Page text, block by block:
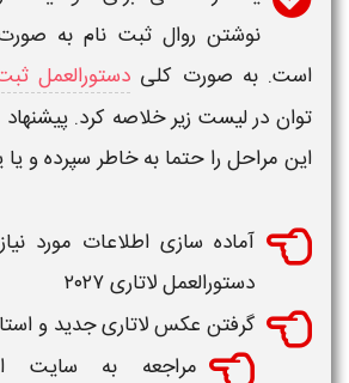
نوشتن روال ثبت نام به
است. به صورت کلی دستورالعمل
توان در لیست زیر خلاصه کرد.
این مراحل را حتما به خاطر سپرده و یا
آماده سازی اطلاعات مورد
دستورالعمللاتاری ۲۰۲۷
گرفتن عکس لاتاری جدید و
مراجعه به